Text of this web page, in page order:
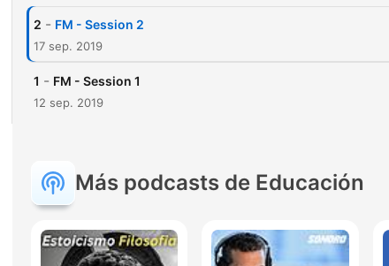
2 - FM - Session 2
17 sep. 2019
1 - FM - Session 1
12 sep. 2019
Más podcasts de Educación